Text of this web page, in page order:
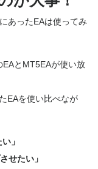
あったEAは使ってみ
とMT5EAが使い放
EAを使い比べなが
」
せたい」